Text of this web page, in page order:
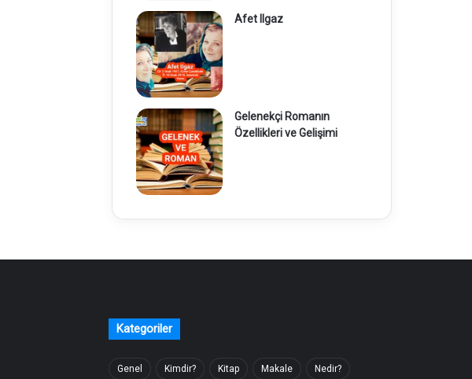
Afet Ilgaz
Gelenekçi Romanın
Özellikleri ve Gelişimi
Kategoriler
Genel Kimdir? Kitap Makale Nedir?